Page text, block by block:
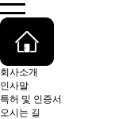
회사소개
인사말
특허 및 인증서
오시는 길